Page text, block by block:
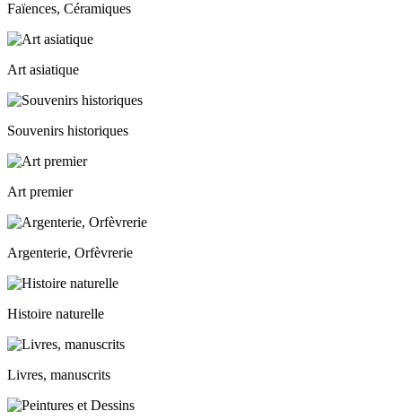
Faïences, Céramiques
Art asiatique
Souvenirs historiques
Art premier
Argenterie, Orfèvrerie
Histoire naturelle
Livres, manuscrits